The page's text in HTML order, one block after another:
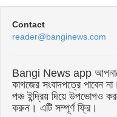
Contact
reader@banginews.com
Bangi News app আপনাকে
কাগজের সংবাদপত্রে পাবেন
পঞ্চ ইন্দ্রিয় দিয়ে উপভোগও
করুন। এটি সম্পূর্ণ ফ্রি।